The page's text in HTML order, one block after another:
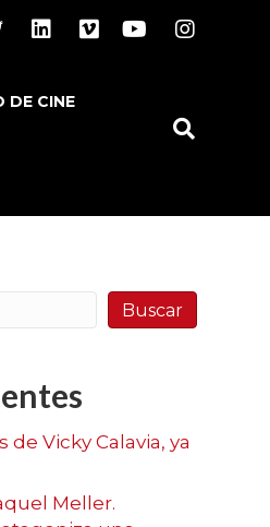
LinkedinVimeo YoutubeInstagram
DE CINE
Buscar
Vicky Calavia, ya
Meller.